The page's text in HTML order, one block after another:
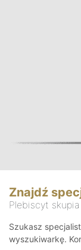
Znajdź
Plebiscyt
Szukasz
wyszukiwarkę.